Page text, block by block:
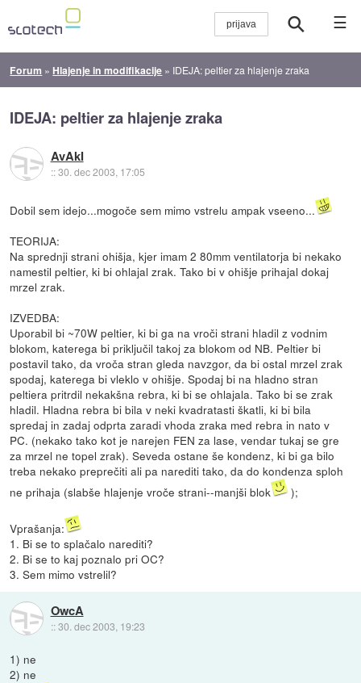
☰
Forum » Hlajenje in modifikacije » IDEJA: peltier za hlajenje zraka
IDEJA: peltier za hlajenje zraka
AvAkI
::30. dec 2003, 17:05
Dobil sem idejo...mogoče sem mimo vstrelu ampak vseeno...
TEORIJA:
Na sprednji strani ohišja, kjer imam 2 80mm ventilatorja bi nekako
namestil peltier, ki bi ohlajal zrak. Tako bi v ohišje prihajal dokaj
mrzel zrak.
IZVEDBA:
Uporabil bi ~70W peltier, ki bi ga na vroči strani hladil z vodnim
blokom, katerega bi priključil takoj za blokom od NB. Peltier bi
postavil tako, da vroča stran gleda navzgor, da bi ostal mrzel zrak
spodaj, katerega bi vleklo v ohišje. Spodaj bi na hladno stran
peltiera pritrdil nekakšna rebra, ki bi se ohlajala. Tako bi se zrak
hladil. Hladna rebra bi bila v neki kvadratasti škatli, ki bi bila
spredaj in zadaj odprta zaradi vhoda zraka med rebra in nato v
PC. (nekako tako kot je narejen FEN za lase, vendar tukaj se gre
za mrzel ne topel zrak). Seveda ostane še kondenz, ki bi ga bilo
treba nekako preprečiti ali pa narediti tako, da do kondenza sploh
ne prihaja (slabše hlajenje vroče strani--manjši blok
);
Vprašanja:
1. Bi se to splačalo narediti?
2. Bi se to kaj poznalo pri OC?
3. Sem mimo vstrelil?
OwcA
::30. dec 2003, 19:23
1) ne
2) ne